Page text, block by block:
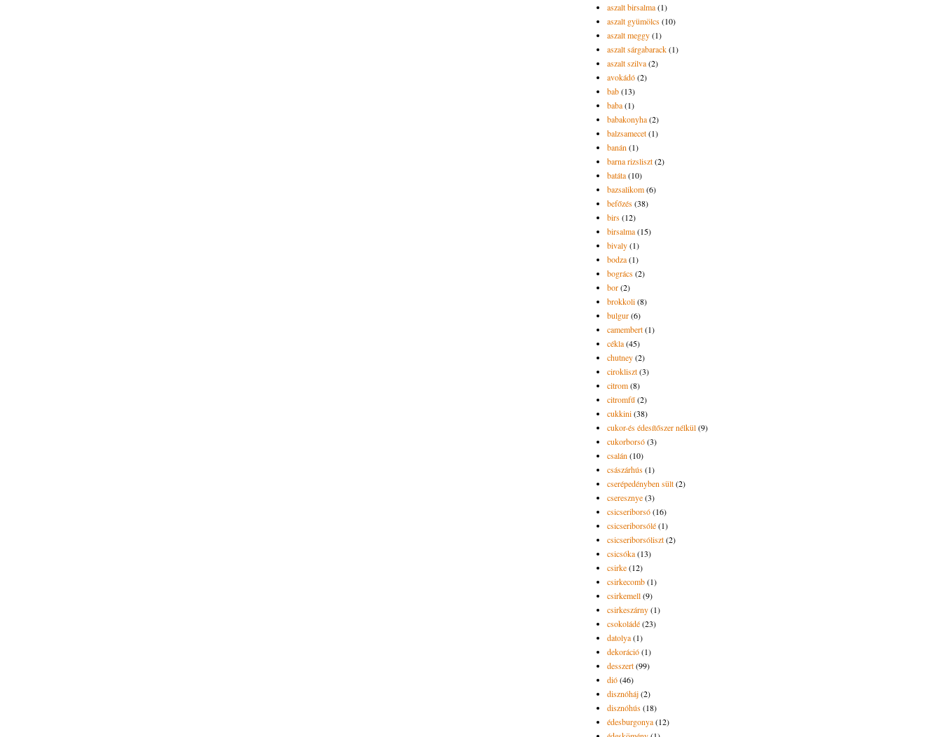
aszalt birsalma(1)
aszalt gyümölcs(10)
aszalt meggy(1)
aszalt sárgabarack(1)
aszalt szilva(2)
avokádó(2)
bab(13)
baba(1)
babakonyha(2)
balzsamecet(1)
banán(1)
barna rizsliszt(2)
batáta(10)
bazsalikom(6)
befőzés(38)
birs(12)
birsalma(15)
bivaly(1)
bodza(1)
bogrács(2)
bor(2)
brokkoli(8)
bulgur(6)
camembert(1)
cékla(45)
chutney(2)
cirokliszt(3)
citrom(8)
citromfű(2)
cukkini(38)
cukor-és édesítőszer nélkül(9)
cukorborsó(3)
csalán(10)
császárhús(1)
cserépedényben sült(2)
cseresznye(3)
csicseriborsó(16)
csicseriborsólé(1)
csicseriborsóliszt(2)
csicsóka(13)
csirke(12)
csirkecomb(1)
csirkemell(9)
csirkeszárny(1)
csokoládé(23)
datolya(1)
dekoráció(1)
desszert(99)
dió(46)
disznóháj(2)
disznóhús(18)
édesburgonya(12)